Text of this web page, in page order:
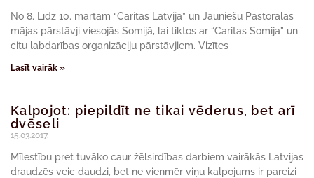
No 8. Līdz 10. martam “Caritas Latvija” un Jauniešu Pastorālās
mājas pārstāvji viesojās Somijā, lai tiktos ar “Caritas Somija” un
citu labdarības organizāciju pārstāvjiem. Vizītes
Lasīt vairāk »
Kalpojot: piepildīt ne tikai vēderus, bet arī
dvēseli
15.03.2017.
Mīlestību pret tuvāko caur žēlsirdības darbiem vairākās Latvijas
draudzēs veic daudzi, bet ne vienmēr viņu kalpojums ir pareizi